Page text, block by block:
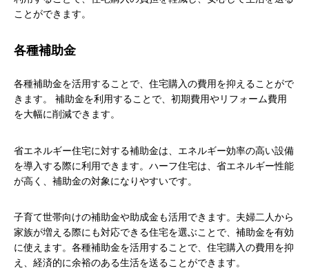
ことができます。
各種補助金
各種補助金を活用することで、住宅購入の費用を抑えることがで
きます。 補助金を利用することで、初期費用やリフォーム費用
を大幅に削減できます。
省エネルギー住宅に対する補助金は、エネルギー効率の高い設備
を導入する際に利用できます。ハーフ住宅は、省エネルギー性能
が高く、補助金の対象になりやすいです。
子育て世帯向けの補助金や助成金も活用できます。夫婦二人から
家族が増える際にも対応できる住宅を選ぶことで、補助金を有効
に使えます。各種補助金を活用することで、住宅購入の費用を抑
え、経済的に余裕のある生活を送ることができます。